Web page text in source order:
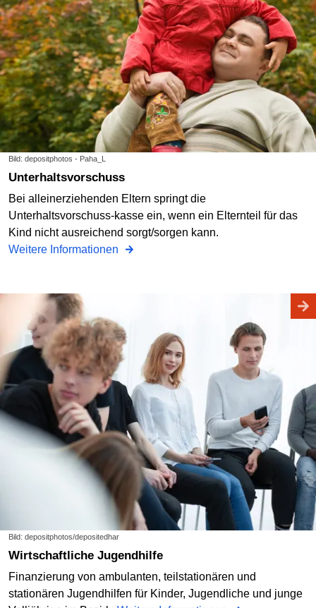
Bild: depositphotos - Paha_L
Unterhaltsvorschuss
Bei alleinerziehenden Eltern springt die
Unterhaltsvorschuss-kasse ein, wenn ein Elternteil für das
Kind nicht ausreichend sorgt/sorgen kann.
Weitere Informationen
Bild: depositphotos/depositedhar
Wirtschaftliche Jugendhilfe
Finanzierung von ambulanten, teilstationären und
stationären Jugendhilfen für Kinder, Jugendliche und junge